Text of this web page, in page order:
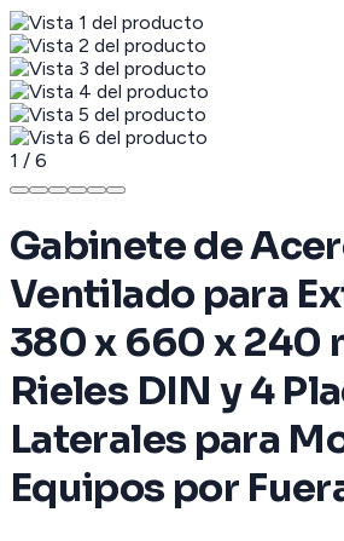
1 / 6
Gabinete de
Ventilado para
380 x 660 x 240
Rieles DIN y 4
Laterales para
Equipos por